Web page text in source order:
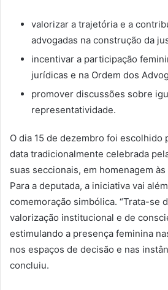
valorizar a trajetória e a
advogadas na construção da
incentivar a participação
jurídicas e na Ordem dos
promover discussões sobre
representatividade.
O dia 15 de dezembro foi escolhido
data tradicionalmente celebrada
suas seccionais, em homenagem
Para a deputada, a iniciativa vai
comemoração simbólica. “Trata-se
valorização institucional e de
estimulando a presença feminina
nos espaços de decisão e nas
concluiu.